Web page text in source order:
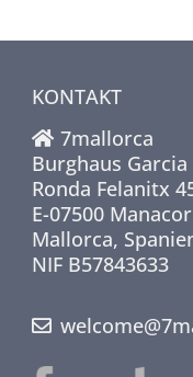
KONTAKT
7mallorca
Burghaus Garcia
Ronda Felanitx
E-07500 Manacor
Mallorca,
NIF B57843633